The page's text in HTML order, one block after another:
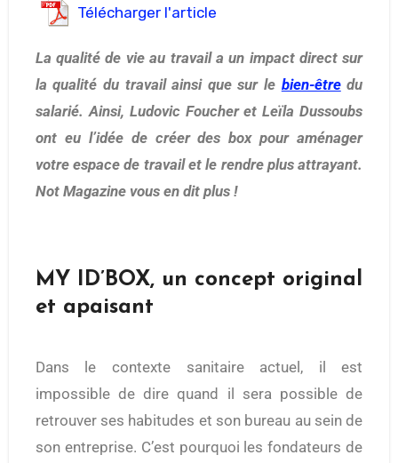
Télécharger l'article
La qualité de vie au travail a un impact direct sur
la qualité du travail ainsi que sur le bien-êtredu
salarié. Ainsi, Ludovic Foucher et Leïla Dussoubs
ont eu l’idée de créer desbox pour aménager
votre espace de travail et le rendre plus attrayant.
Not Magazine vous en dit plus !
MY ID’BOX, un concept original
et apaisant
Dans le contexte sanitaire actuel, il est
impossible de dire quand il sera possible de
retrouver ses habitudes et son bureau au sein de
son entreprise. C’est pourquoi les fondateurs de